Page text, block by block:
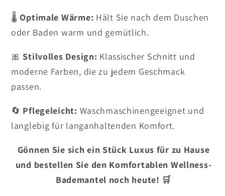
🌡️ Optimale Wärme: Hält Sie nach dem Duschen
oder Baden warm und gemütlich.
🎀 Stilvolles Design: Klassischer Schnitt und
moderne Farben, die zu jedem Geschmack
passen.
🔄 Pflegeleicht: Waschmaschinengeeignet und
langlebig für langanhaltenden Komfort.
Gönnen Sie sich ein Stück Luxus für zu Hause
und bestellen Sie den Komfortablen Wellness-
Bademantel noch heute! 🛒